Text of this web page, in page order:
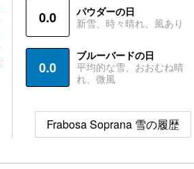
0.0
パウダーの日
新雪、時々晴れ、風あり
0.0
ブルーバードの日
平均的な雪、おおむね晴
れ、微風
Frabosa Soprana 雪の履歴